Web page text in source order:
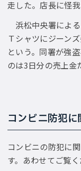
走した。店長に怪我
浜松中央署によ
Ｔシャツにジーン
という。同署が強
のは3日分の売上金
コンビニ防犯
コンビニの防犯に
す。あわせてご覧く